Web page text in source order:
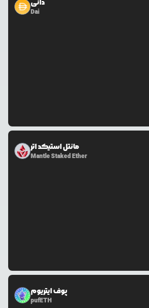
دائی
Dai
مانتل استیکد اتر
Mantle Staked Ether
پوف ایتریوم
pufETH